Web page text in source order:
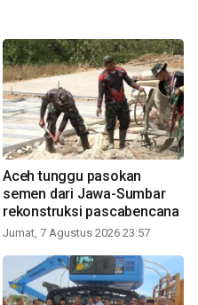
Aceh tunggu pasokan
semen dari Jawa-Sumbar
rekonstruksi pascabencana
Jumat, 7 Agustus 2026 23:57